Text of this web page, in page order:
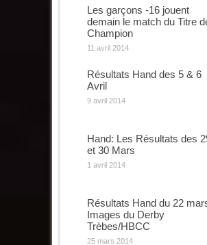
Les garçons -16 jouent
demain le match du Titre
Champion
11 avril 2014
Résultats Hand des 5 & 6
Avril
9 avril 2014
Hand: Les Résultats des
et 30 Mars
1 avril 2014
Résultats Hand du 22
Images du Derby
Trèbes/HBCC
25 mars 2014